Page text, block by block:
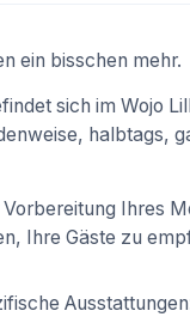
ein bisschen mehr.
sich im Wojo
halbtags,
Ihres
Ihre Gäste zu